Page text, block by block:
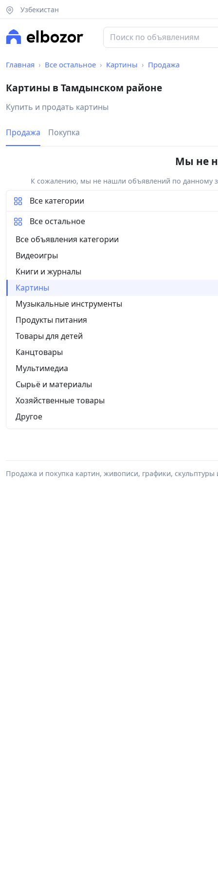
Узбекистан
Главная Все остальное Картины Продажа
Картины в Тамдынском районе
Купить и продать картины
Продажа Покупка
Мы не
К сожалению, мы не нашли объявлений по данному
Все категории
Все остальное
Все объявления категории
Видеоигры
Книги и журналы
Картины
Музыкальные инструменты
Продукты питания
Товары для детей
Канцтовары
Мультимедиа
Сырьё и материалы
Хозяйственные товары
Другое
Продажа и покупка картин, живописи, графики, скульптуры